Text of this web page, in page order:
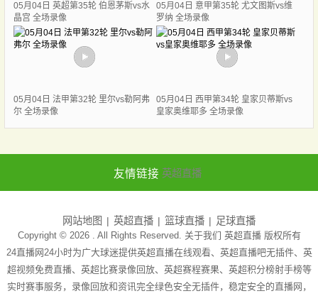
05月04日 英超第35轮 伯恩茅斯vs水
晶宫 全场录像
05月04日 意甲第35轮 尤文图斯vs维
罗纳 全场录像
05月04日 法甲第32轮 里尔vs勒阿弗
尔 全场录像
05月04日 西甲第34轮 皇家贝蒂斯vs
皇家奥维耶多 全场录像
友情链接 英超直播
网站地图 英超直播 篮球直播 足球直播
Copyright © 2026 . All Rights Reserved. 关于我们 英超直播版权所有
24直播网24小时为广大球迷提供英超直播在线观看、英超直播吧无插件、英
超视频免费直播、英超比赛录像回放、英超赛程赛果、英超积分榜射手榜等
实时赛事服务，录像回放和资讯完全绿色安全无插件，稳定安全的直播网，